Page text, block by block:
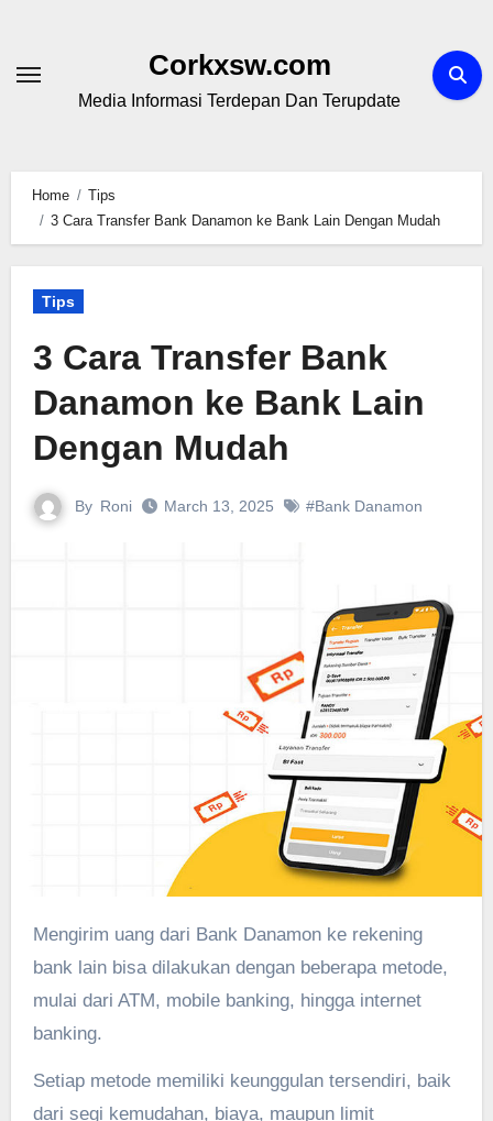
content
Corkxsw.com
Media Informasi Terdepan Dan Terupdate
Home
Tips
3 Cara Transfer Bank Danamon ke Bank Lain Dengan Mudah
Tips
3 Cara Transfer Bank
Danamon ke Bank Lain
Dengan Mudah
By Roni March 13, 2025 #Bank Danamon
Mengirim uang dari Bank Danamon ke rekening
bank lain bisa dilakukan dengan beberapa metode,
mulai dari ATM, mobile banking, hingga internet
banking.
Setiap metode memiliki keunggulan tersendiri, baik
dari segi kemudahan, biaya, maupun limit